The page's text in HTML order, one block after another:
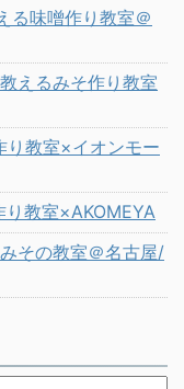
る味噌作り教室＠
えるみそ作り教室
教室×イオンモー
り教室×AKOMEYA
その教室＠名古屋/